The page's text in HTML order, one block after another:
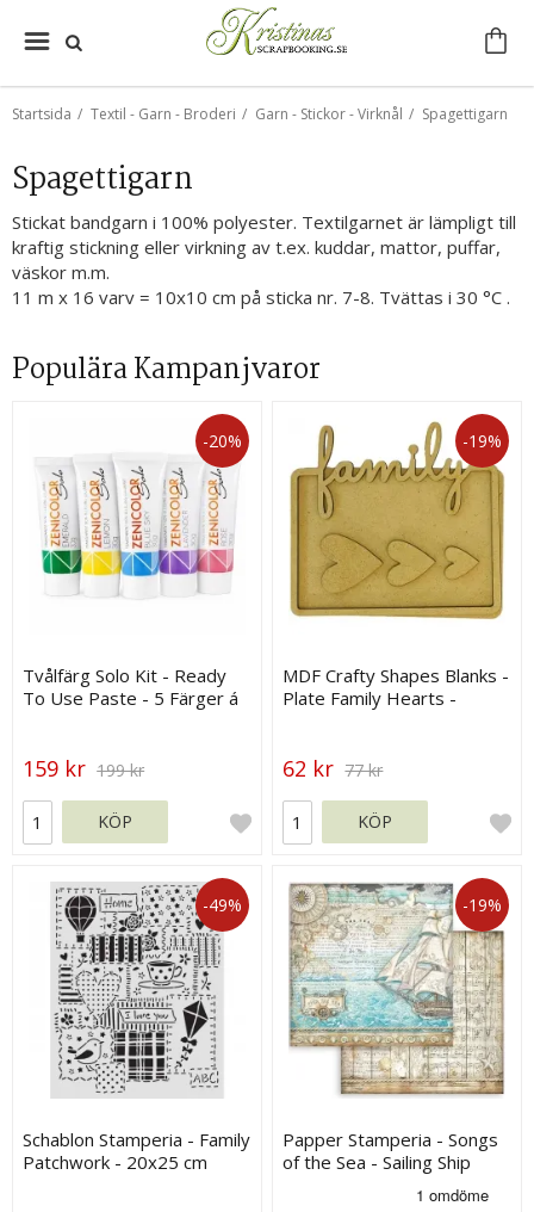
Startsida / Textil - Garn - Broderi / Garn - Stickor - Virknål / Spagettigarn
Spagettigarn
Stickat bandgarn i 100% polyester. Textilgarnet är lämpligt till
kraftig stickning eller virkning av t.ex. kuddar, mattor, puffar,
väskor m.m.
11 m x 16 varv = 10x10 cm på sticka nr. 7-8. Tvättas i 30 °C .
Populära Kampanjvaror
-20%
Tvålfärg Solo Kit - Ready
To Use Paste - 5 Färger á
159 kr 199 kr
KÖP
-19%
MDF Crafty Shapes Blanks -
Plate Family Hearts -
62 kr 77 kr
KÖP
-49%
Schablon Stamperia - Family
Patchwork - 20x25 cm
-19%
Papper Stamperia - Songs
of the Sea - Sailing Ship